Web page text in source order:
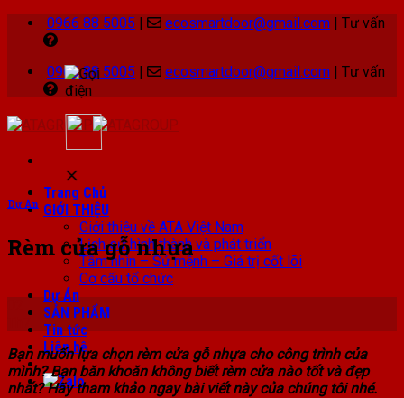
Skip
0966 88 5005 | ecosmartdoor@gmail.com | Tư vấn
0966 88 5005 | ecosmartdoor@gmail.com | Tư vấn
Trang Chủ
GIỚI THIỆU
Giới thiệu về ATA Việt Nam
Lịch sử hình thành và phát triển
Tầm nhìn – Sứ mệnh – Giá trị cốt lõi
Cơ cấu tổ chức
Dự Án
SẢN PHẨM
Tin tức
Liên hệ
Dự Án
Rèm cửa gỗ nhựa
Bạn muốn lựa chọn rèm cửa gỗ nhựa cho công trình của
mình? Bạn băn khoăn không biết rèm cửa nào tốt và đẹp
nhất? Hãy tham khảo ngay bài viết này của chúng tôi nhé.